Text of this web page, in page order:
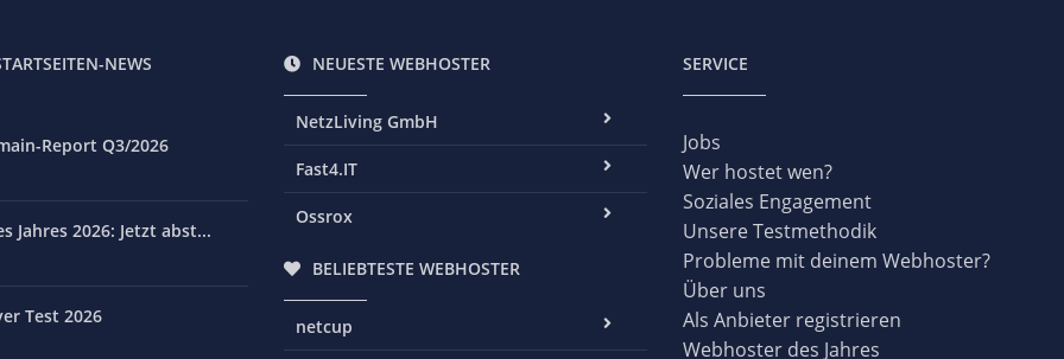
NEWS
Report Q3/2026
Jahres 2026: Jetzt abst...
Test 2026
NEUESTE WEBHOSTER
NetzLiving GmbH
Fast4.IT
Ossrox
BELIEBTESTE WEBHOSTER
netcup
SERVICE
Jobs
Wer hostet wen?
Soziales Engagement
Unsere Testmethodik
Probleme mit deinem Webhoster?
Über uns
Als Anbieter registrieren
Webhoster des Jahres